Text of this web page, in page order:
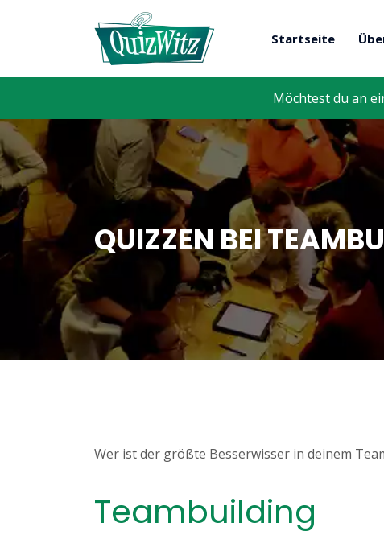
Startseite
Möchtest du an
QUIZZEN BEI
Wer ist der größte Besserwisser in deinem
Teambuilding